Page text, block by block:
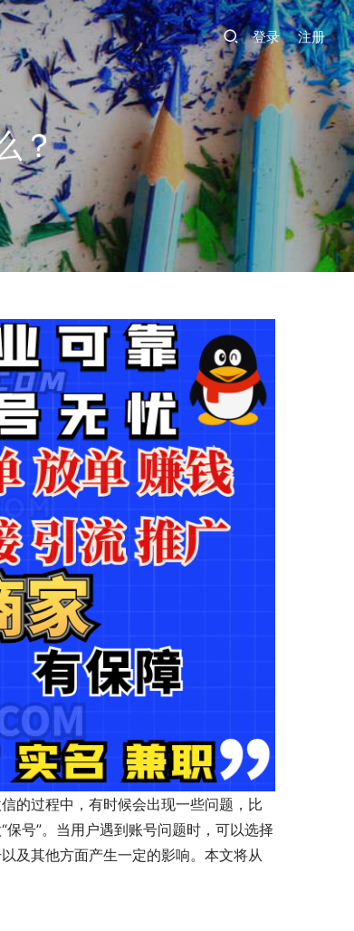
登录 注册
？
的过程中，有时候会出现一些问题，比
号”。当用户遇到账号问题时，可以选择
及其他方面产生一定的影响。本文将从